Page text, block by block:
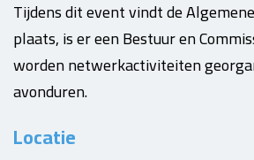
Tijdens dit event vindt de
plaats, is er een Bestuur en
worden netwerkactiviteiten
avonduren.
Locatie